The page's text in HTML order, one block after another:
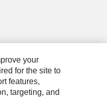
your
for the site to
features,
targeting, and